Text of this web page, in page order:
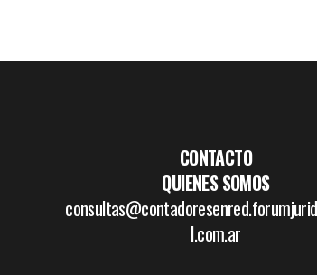
CONTACTO
QUIENES SOMOS
l.com.ar